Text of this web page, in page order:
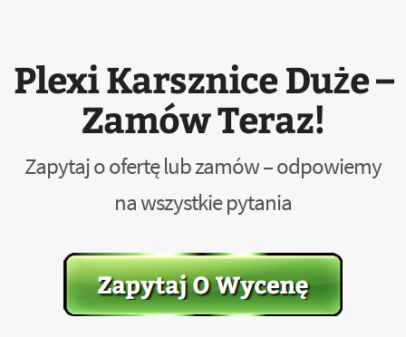
Plexi Karsznice Duże –
Zamów Teraz!
Zapytaj o ofertę lub zamów – odpowiemy
na wszystkie pytania